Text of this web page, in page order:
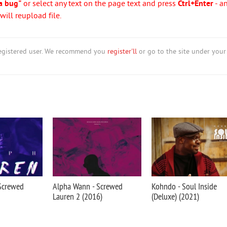
bug" or select any text on the page text and press Ctrl+Enter -
reupload file.
user. We recommend you register'll or go to the site under your
Alpha Wann - Screwed
Lauren 2 (2016)
Kohndo - Soul Inside
(Deluxe) (2021)